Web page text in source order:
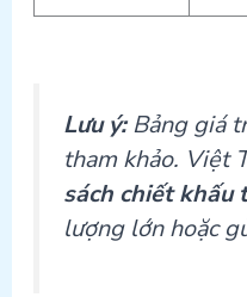
Lưu ý:Bảng giá
tham khảo. Việt
sách chiết khấu
lượng lớn hoặc